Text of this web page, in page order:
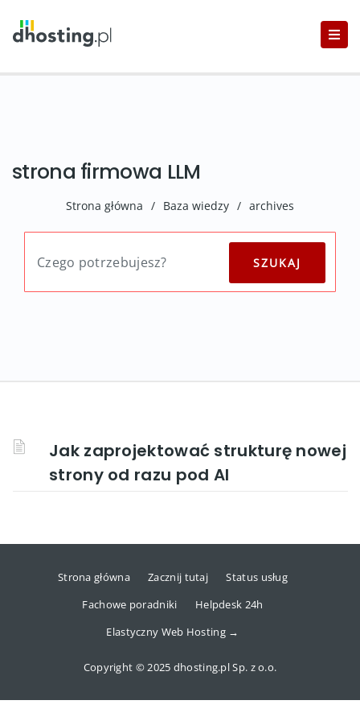
strona firmowa LLM
Strona główna / Baza wiedzy / archives
Jak zaprojektować strukturę nowej
strony od razu pod AI
Strona główna Zacznij tutaj
Status usług
Fachowe poradniki
Helpdesk 24h
Elastyczny Web Hosting →
Copyright © 2025 dhosting.pl Sp. z o.o.